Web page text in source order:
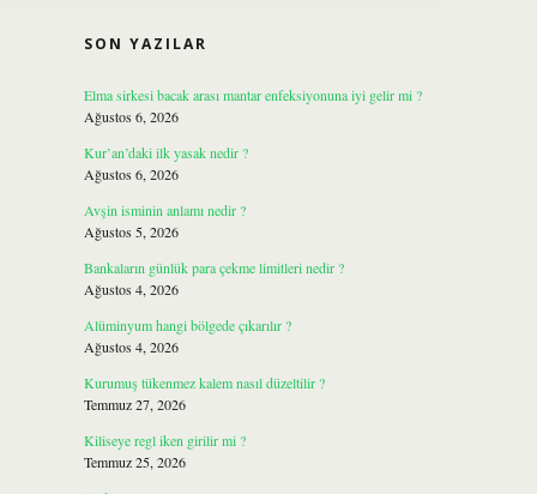
SON YAZILAR
Elma sirkesi bacak arası mantar enfeksiyonuna iyi gelir mi ?
Ağustos 6, 2026
Kur’an’daki ilk yasak nedir ?
Ağustos 6, 2026
Avşin isminin anlamı nedir ?
Ağustos 5, 2026
Bankaların günlük para çekme limitleri nedir ?
Ağustos 4, 2026
Alüminyum hangi bölgede çıkarılır ?
Ağustos 4, 2026
Kurumuş tükenmez kalem nasıl düzeltilir ?
Temmuz 27, 2026
Kiliseye regl iken girilir mi ?
Temmuz 25, 2026